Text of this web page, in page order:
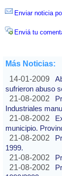
Enviar noticia
Enviá tu
Más Noticias:
14-01-2009
sufrieron abuso
21-08-2002
Industriales
21-08-2002
municipio.
21-08-2002
1999.
21-08-2002
21-08-2002